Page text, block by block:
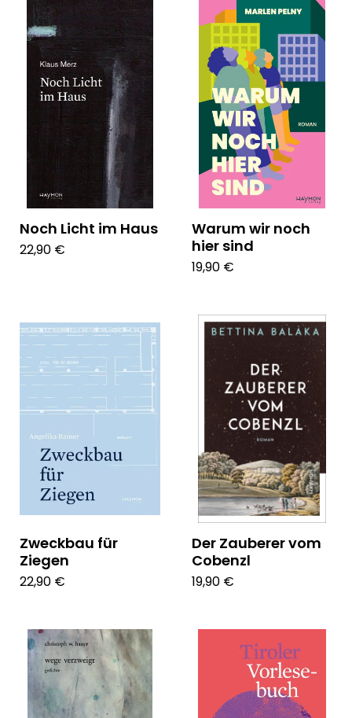
Noch Licht im Haus
22,90 €
Warum wir noch
hier sind
19,90 €
Zweckbau für
Ziegen
22,90 €
Der Zauberer vom
Cobenzl
19,90 €